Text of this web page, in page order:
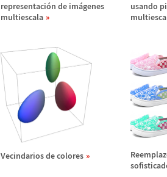
representación de imágenes
multiescala
usando
Vecindarios de colores